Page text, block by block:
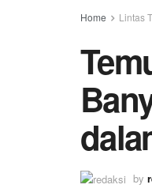
Home Lintas
by